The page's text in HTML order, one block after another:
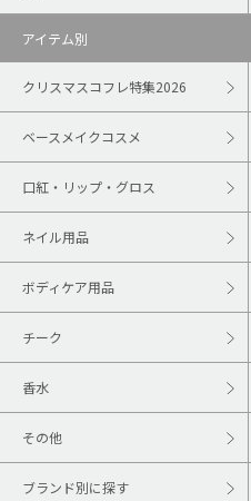
アイテム別
クリスマスコフレ特集2026
ベースメイクコスメ
口紅・リップ・グロス
ネイル用品
ボディケア用品
チーク
香水
その他
ブランド別に探す